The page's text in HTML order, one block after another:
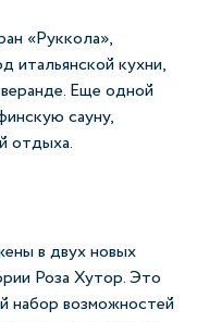
«Руккола»,
итальянской кухни,
Еще одной
сауну,
отдыха.
в двух новых
Роза Хутор. Это
набор возможностей